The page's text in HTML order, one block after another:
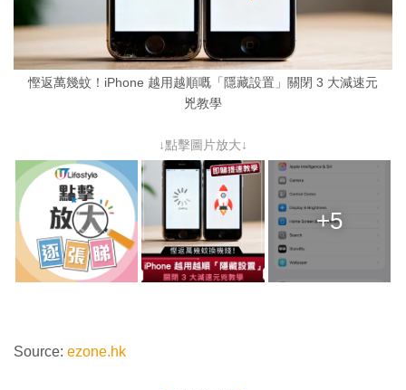
慳返萬幾蚊！iPhone 越用越順嘅「隱藏設置」關閉 3 大減速元
兇教學
↓點擊圖片放大↓
+5
Source: ezone.hk